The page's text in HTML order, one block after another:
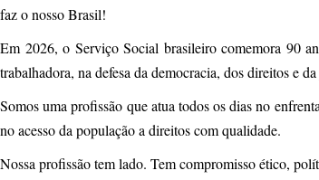
faz o nosso Brasil!
Em 2026, o Serviço Social brasileiro comemora 90
trabalhadora, na defesa da democracia, dos direitos e
Somos uma profissão que atua todos os dias no
no acesso da população a direitos com qualidade.
Nossa profissão tem lado. Tem compromisso ético,